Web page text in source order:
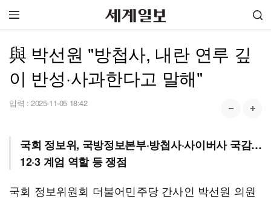
與 박선원 "방첩사, 내란 연루 깊
이 반성·사과한다고 말해"
입력 : 2025-11-05 18:42
국회 정보위, 국방정보본부·방첩사·사이버사 국감…
12·3 계엄 역할 등 쟁점
국회 정보위원회 더불어민주당 간사인 박선원 의원